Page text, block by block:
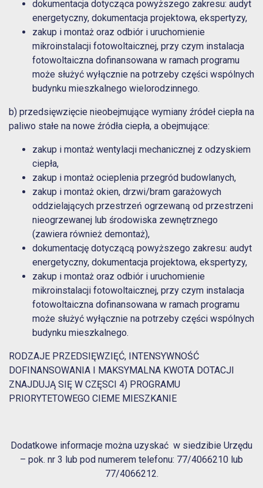
dokumentacja dotycząca powyższego zakresu: audyt
energetyczny, dokumentacja projektowa, ekspertyzy,
zakup i montaż oraz odbiór i uruchomienie
mikroinstalacji fotowoltaicznej, przy czym instalacja
fotowoltaiczna dofinansowana w ramach programu
może służyć wyłącznie na potrzeby części wspólnych
budynku mieszkalnego wielorodzinnego.
b) przedsięwzięcie nieobejmujące wymiany źródeł ciepła na
paliwo stałe na nowe źródła ciepła, a obejmujące:
zakup i montaż wentylacji mechanicznej z odzyskiem
ciepła,
zakup i montaż ocieplenia przegród budowlanych,
zakup i montaż okien, drzwi/bram garażowych
oddzielających przestrzeń ogrzewaną od przestrzeni
nieogrzewanej lub środowiska zewnętrznego
(zawiera również demontaż),
dokumentację dotyczącą powyższego zakresu: audyt
energetyczny, dokumentacja projektowa, ekspertyzy,
zakup i montaż oraz odbiór i uruchomienie
mikroinstalacji fotowoltaicznej, przy czym instalacja
fotowoltaiczna dofinansowana w ramach programu
może służyć wyłącznie na potrzeby części wspólnych
budynku mieszkalnego.
RODZAJE PRZEDSIĘWZIĘĆ, INTENSYWNOŚĆ
DOFINANSOWANIA I MAKSYMALNA KWOTA DOTACJI
ZNAJDUJĄ SIĘ W CZĘSCI 4) PROGRAMU
PRIORYTETOWEGO CIEME MIESZKANIE
Dodatkowe informacje można uzyskać w siedzibie Urzędu
– pok. nr 3 lub pod numerem telefonu: 77/4066210 lub
77/4066212.